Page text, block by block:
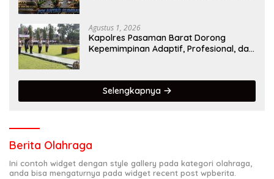
Keselamatan Berkendara
Agustus 1, 2026
Kapolres Pasaman Barat Dorong
Kepemimpinan Adaptif, Profesional, dan
Selengkapnya
Berita Olahraga
Ini contoh widget dengan style gallery pada kategori olahraga,
anda bisa mengaturnya pada widget recent post wpberita.